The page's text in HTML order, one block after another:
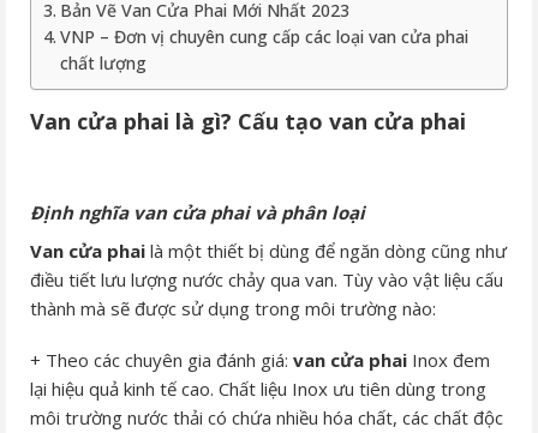
Bản Vẽ Van Cửa Phai Mới Nhất 2023
VNP – Đơn vị chuyên cung cấp các loại van cửa phai
chất lượng
Van cửa phai là gì? Cấu tạo van cửa phai
Định nghĩa van cửa phai và phân loại
Van cửa phai là một thiết bị dùng để ngăn dòng cũng như
điều tiết lưu lượng nước chảy qua van. Tùy vào vật liệu cấu
thành mà sẽ được sử dụng trong môi trường nào:
+ Theo các chuyên gia đánh giá: van cửa phai Inox đem
lại hiệu quả kinh tế cao. Chất liệu Inox ưu tiên dùng trong
môi trường nước thải có chứa nhiều hóa chất, các chất độc